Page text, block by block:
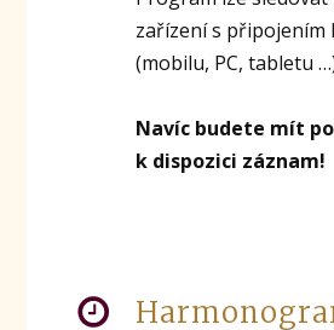
zařízení s
(mobilu, PC, tabletu
Navíc budete mít
k dispozici záznam!